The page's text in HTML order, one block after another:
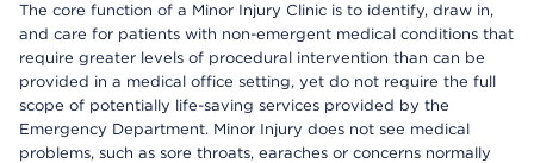
The core function of a Minor Injury Clinic is to identify, draw in,
and care for patients with non-emergent medical conditions that
require greater levels of procedural intervention than can be
provided in a medical office setting, yet do not require the full
scope of potentially life-saving services provided by the
Emergency Department. Minor Injury does not see medical
problems, such as sore throats, earaches or concerns normally